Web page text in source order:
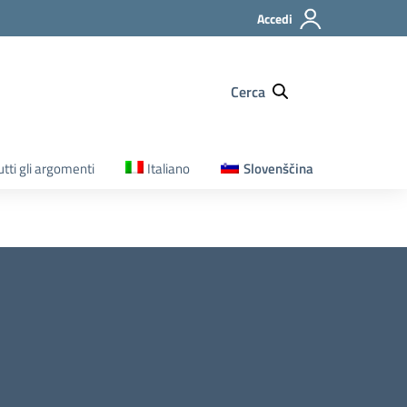
Accedi
Cerca
gli argomenti Italiano Slovenščina